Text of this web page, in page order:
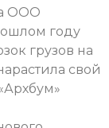
ООО
году
грузов на
свой